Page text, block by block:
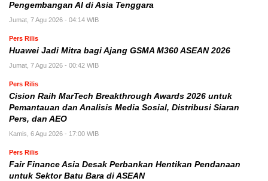
Pengembangan AI di Asia Tenggara
Jumat, 7 Agu 2026 - 04:14 WIB
Pers Rilis
Huawei Jadi Mitra bagi Ajang GSMA M360 ASEAN 2026
Jumat, 7 Agu 2026 - 00:42 WIB
Pers Rilis
Cision Raih MarTech Breakthrough Awards 2026 untuk
Pemantauan dan Analisis Media Sosial, Distribusi Siaran
Pers, dan AEO
Kamis, 6 Agu 2026 - 17:00 WIB
Pers Rilis
Fair Finance Asia Desak Perbankan Hentikan Pendanaan
untuk Sektor Batu Bara di ASEAN